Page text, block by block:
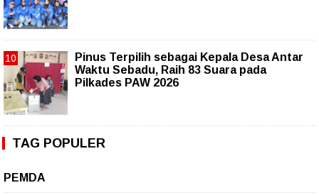
Pinus Terpilih sebagai Kepala Desa Antar
Waktu Sebadu, Raih 83 Suara pada
Pilkades PAW 2026
TAG POPULER
PEMDA